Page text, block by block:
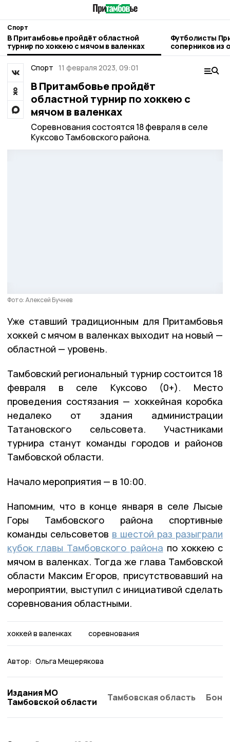
Спорт
В Притамбовье пройдёт областной
турнир по хоккею с мячом в валенках
Футболисты
соперников из
счетом 0:4
Спорт 11 февраля 2023, 09:01
В Притамбовье пройдёт
областной турнир по хоккею с
мячом в валенках
Соревнования состоятся 18 февраля в селе
Куксово Тамбовского района.
Фото: Алексей Бучнев
Уже ставший традиционным для Притамбовья
хоккей с мячом в валенках выходит на новый —
областной — уровень.
Тамбовский региональный турнир состоится 18
февраля в селе Куксово (0+). Место
проведения состязания — хоккейная коробка
недалеко от здания администрации
Татановского сельсовета. Участниками
турнира станут команды городов и районов
Тамбовской области.
Начало мероприятия — в 10:00.
Напомним, что в конце января в селе Лысые
Горы Тамбовского района спортивные
команды сельсоветов в шестой раз разыграли
кубок главы Тамбовского района по хоккею с
мячом в валенках. Тогда же глава Тамбовской
области Максим Егоров, присутствовавший на
мероприятии, выступил с инициативой сделать
соревнования областными.
хоккей в валенках соревнования
Автор: Ольга Мещерякова
Издания МО
Тамбовской области
Тамбовская область